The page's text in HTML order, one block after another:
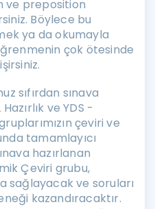
ve preposition
Böylece bu
ya da okumayla
çok ötesinde
sıfırdan sınava
ve YDS -
çeviri ve
tamamlayıcı
hazırlanan
Çeviri grubu,
sağlayacak ve soruları
kazandıracaktır.